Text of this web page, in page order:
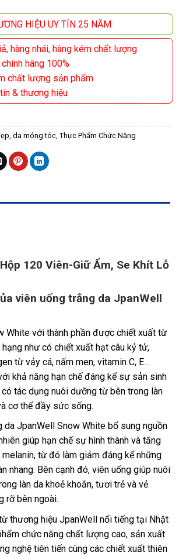
HIỆU UY TÍN 25 NĂM
hàng nhái, hàng kém chất lượng
hãng 100%
chất lượng sản phẩm
& thương hiệu
da móng tóc, Thực Phẩm Chức Năng
120 Viên-Giữ Ẩm, Se Khít Lỗ
viên uống trắng da JpanWell
White với thành phần được chiết xuất từ
như có chiết xuất hạt câu kỷ tử,
từ vảy cá, nấm men, vitamin C, E…
khả năng hạn chế đáng kể sự sản sinh
tác dụng nuôi dưỡng từ bên trong làn
cơ thể đầy sức sống.
da JpanWell Snow White bổ sung nguồn
giúp hạn chế sự hình thành và tăng
từ đó làm giảm đáng kể những
nhang. Bên cạnh đó, viên uống giúp nuôi
làn da khoẻ khoắn, tươi trẻ và vẻ
rỡ bên ngoài.
thương hiệu JpanWell nổi tiếng tại Nhật
chức năng chất lượng cao, sản xuất
nghệ tiên tiến cùng các chiết xuất thiên